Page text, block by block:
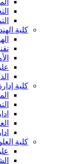
كلية
كلية
كلية